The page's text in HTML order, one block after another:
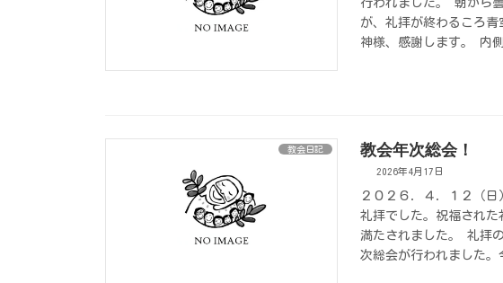
行われました。 朝から
が、礼拝が終わるころ青
神様、感謝します。 内
教会日記 教会年次総会！
2026年4月17日
２０２６．４．１２（
礼拝でした。祝福され
満たされました。 礼拝
次総会が行われました